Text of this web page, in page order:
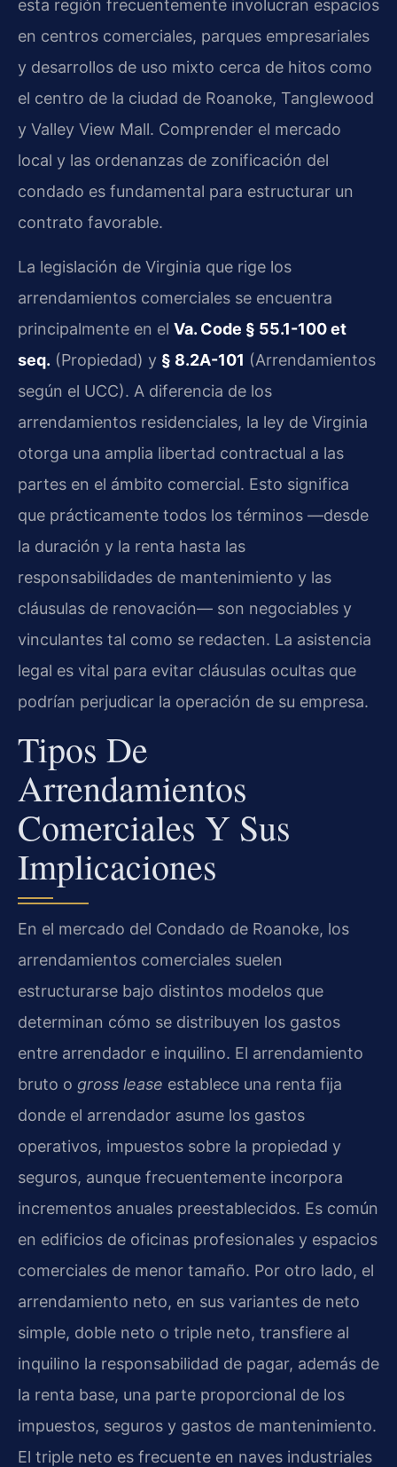
esta región frecuentemente involucran espacios
en centros comerciales, parques empresariales
y desarrollos de uso mixto cerca de hitos como
el centro de la ciudad de Roanoke, Tanglewood
y Valley View Mall. Comprender el mercado
local y las ordenanzas de zonificación del
condado es fundamental para estructurar un
contrato favorable.
La legislación de Virginia que rige los
arrendamientos comerciales se encuentra
principalmente en el Va. Code § 55.1-100 et
seq. (Propiedad) y § 8.2A-101 (Arrendamientos
según el UCC). A diferencia de los
arrendamientos residenciales, la ley de Virginia
otorga una amplia libertad contractual a las
partes en el ámbito comercial. Esto significa
que prácticamente todos los términos —desde
la duración y la renta hasta las
responsabilidades de mantenimiento y las
cláusulas de renovación— son negociables y
vinculantes tal como se redacten. La asistencia
legal es vital para evitar cláusulas ocultas que
podrían perjudicar la operación de su empresa.
Tipos De
Arrendamientos
Comerciales Y Sus
Implicaciones
En el mercado del Condado de Roanoke, los
arrendamientos comerciales suelen
estructurarse bajo distintos modelos que
determinan cómo se distribuyen los gastos
entre arrendador e inquilino. El arrendamiento
bruto o gross lease establece una renta fija
donde el arrendador asume los gastos
operativos, impuestos sobre la propiedad y
seguros, aunque frecuentemente incorpora
incrementos anuales preestablecidos. Es común
en edificios de oficinas profesionales y espacios
comerciales de menor tamaño. Por otro lado, el
arrendamiento neto, en sus variantes de neto
simple, doble neto o triple neto, transfiere al
inquilino la responsabilidad de pagar, además de
la renta base, una parte proporcional de los
impuestos, seguros y gastos de mantenimiento.
El triple neto es frecuente en naves industriales